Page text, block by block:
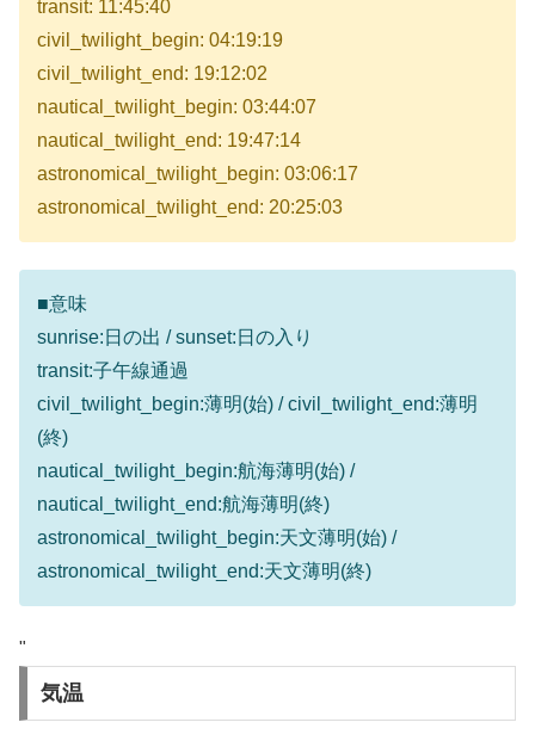
transit: 11:45:40
civil_twilight_begin: 04:19:19
civil_twilight_end: 19:12:02
nautical_twilight_begin: 03:44:07
nautical_twilight_end: 19:47:14
astronomical_twilight_begin: 03:06:17
astronomical_twilight_end: 20:25:03
■意味
sunrise:日の出 / sunset:日の入り
transit:子午線通過
civil_twilight_begin:薄明(始) / civil_twilight_end:薄明
(終)
nautical_twilight_begin:航海薄明(始) /
nautical_twilight_end:航海薄明(終)
astronomical_twilight_begin:天文薄明(始) /
astronomical_twilight_end:天文薄明(終)
"
気温